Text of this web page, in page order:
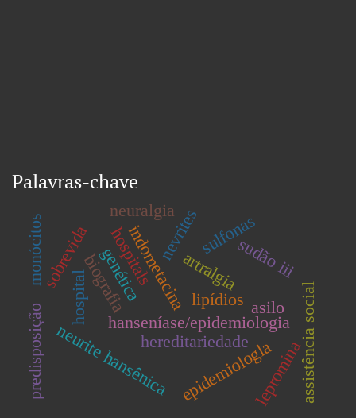
Palavras-chave
hanseníase/epidemiologia
biografia artralgia
indometacina sulfonas
hospitals
assistência social
hospital asilo
neurite hansênica epidemiologla
nevrites
sobrevida
predisposição hereditariedade
lipídios
sudão iii
neuralgia
monócitos
lepromina
genética